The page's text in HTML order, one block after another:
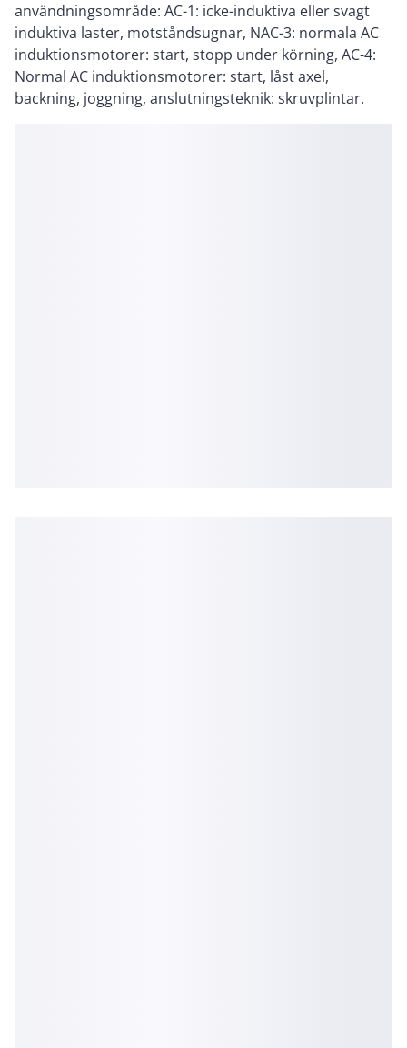
användningsområde: AC-1: icke-induktiva eller svagt
induktiva laster, motståndsugnar, NAC-3: normala AC
induktionsmotorer: start, stopp under körning, AC-4:
Normal AC induktionsmotorer: start, låst axel,
backning, joggning, anslutningsteknik: skruvplintar.